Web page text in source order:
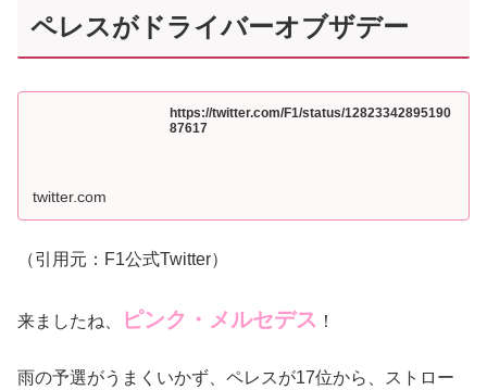
ペレスがドライバーオブザデー
https://twitter.com/F1/status/12823342895190
87617
twitter.com
（引用元：F1公式Twitter）
来ましたね、 ピンク・メルセデス ！
雨の予選がうまくいかず、ペレスが17位から、ストロー